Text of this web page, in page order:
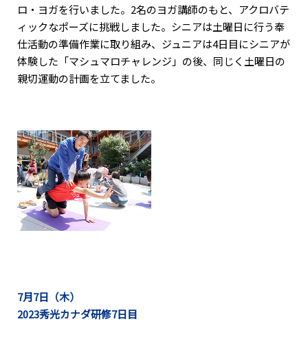
ロ・ヨガを行いました。2名のヨガ講師のもと、アクロバテ
ィックなポーズに挑戦しました。シニアは土曜日に行う奉
仕活動の準備作業に取り組み、ジュニアは4日目にシニアが
体験した「マシュマロチャレンジ」の後、同じく土曜日の
親切運動の計画を立てました。
7月7日（木）
2023秀光カナダ研修7日目